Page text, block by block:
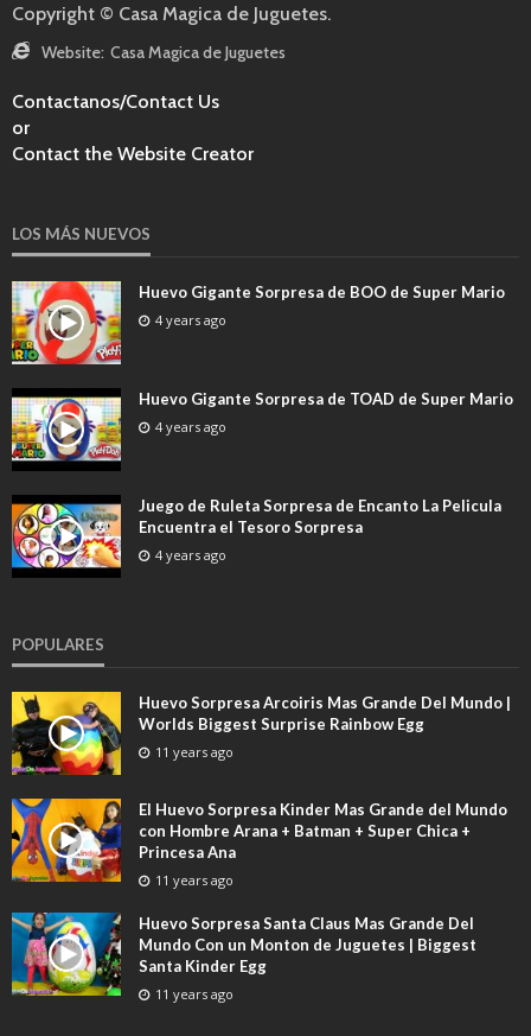
Copyright © Casa Magica de Juguetes.
Website: Casa Magica de Juguetes
Contactanos/Contact Us
or
Contact the Website Creator
LOS MÁS NUEVOS
Huevo Gigante Sorpresa de BOO de Super Mario
4 years ago
Huevo Gigante Sorpresa de TOAD de Super Mario
4 years ago
Juego de Ruleta Sorpresa de Encanto La Pelicula
Encuentra el Tesoro Sorpresa
4 years ago
POPULARES
Huevo Sorpresa Arcoiris Mas Grande Del Mundo |
Worlds Biggest Surprise Rainbow Egg
11 years ago
El Huevo Sorpresa Kinder Mas Grande del Mundo
con Hombre Arana + Batman + Super Chica +
Princesa Ana
11 years ago
Huevo Sorpresa Santa Claus Mas Grande Del
Mundo Con un Monton de Juguetes | Biggest
Santa Kinder Egg
11 years ago